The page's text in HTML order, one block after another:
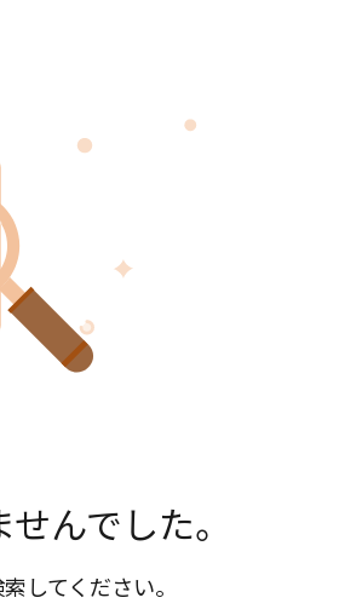
んでした。
してください。